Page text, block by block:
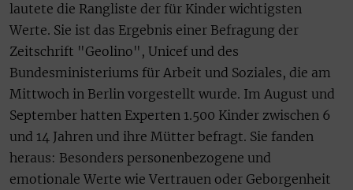
lautete die Rangliste der für Kinder wichtigsten
Werte. Sie ist das Ergebnis einer Befragung der
Zeitschrift "Geolino", Unicef und des
Bundesministeriums für Arbeit und Soziales, die am
Mittwoch in Berlin vorgestellt wurde. Im August und
September hatten Experten 1.500 Kinder zwischen 6
und 14 Jahren und ihre Mütter befragt. Sie fanden
heraus: Besonders personenbezogene und
emotionale Werte wie Vertrauen oder Geborgenheit